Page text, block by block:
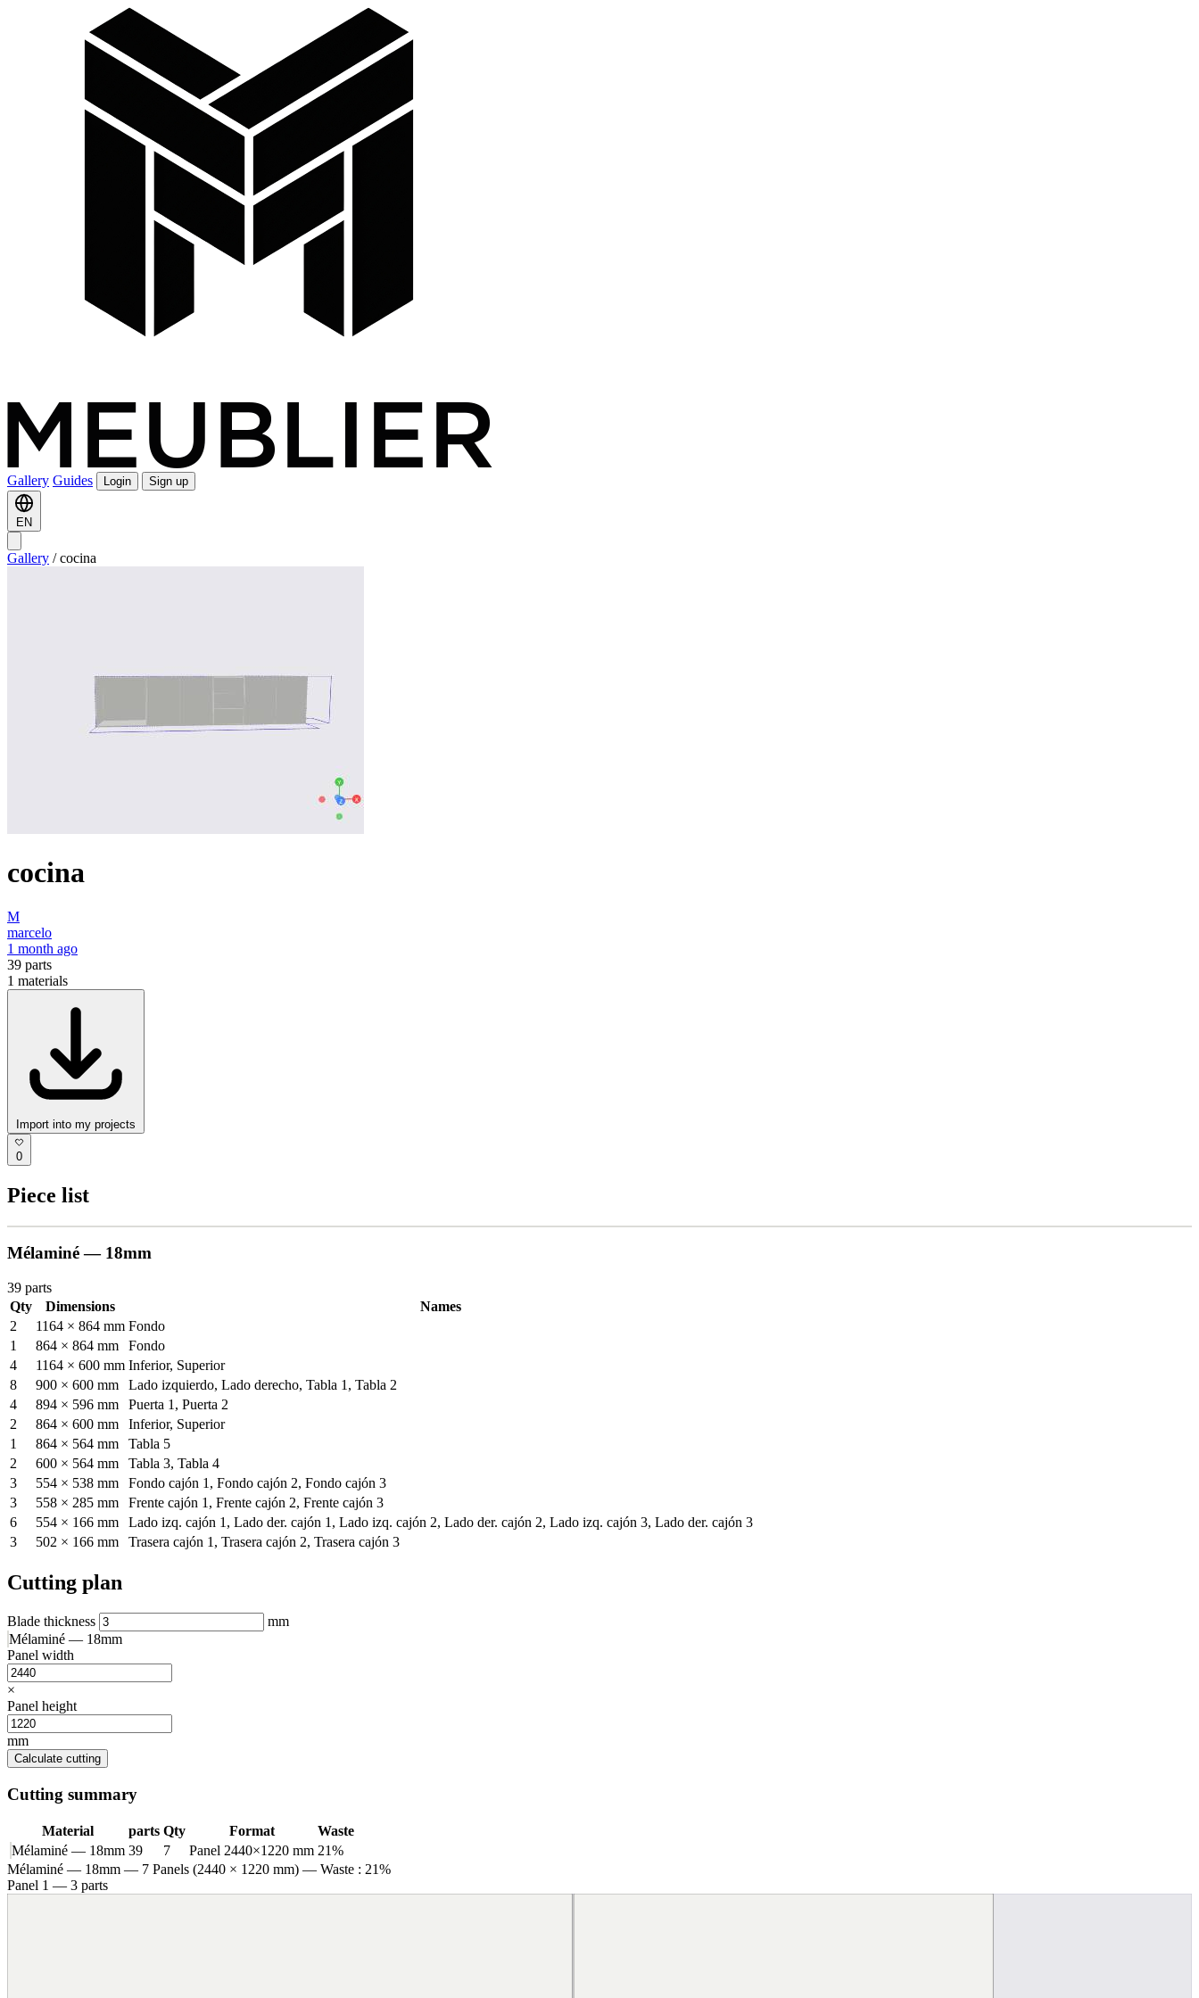
Gallery Guides Login Sign up
EN
Gallery / cocina
cocina
M
marcelo
1 month ago
39 parts
1 materials
Import into my projects
0
Piece list
Mélaminé — 18mm
39 parts
Qty
Dimensions
Names
2
1164 × 864 mm Fondo
1
864 × 864 mm
Fondo
4
1164 × 600 mm Inferior, Superior
8
900 × 600 mm
Lado izquierdo, Lado derecho, Tabla 1, Tabla 2
4
894 × 596 mm
Puerta 1, Puerta 2
2
864 × 600 mm
Inferior, Superior
1
864 × 564 mm
Tabla 5
2
600 × 564 mm
Tabla 3, Tabla 4
3
554 × 538 mm
Fondo cajón 1, Fondo cajón 2, Fondo cajón 3
3
558 × 285 mm
Frente cajón 1, Frente cajón 2, Frente cajón 3
6
554 × 166 mm
Lado izq. cajón 1, Lado der. cajón 1, Lado izq. cajón 2, Lado der. cajón 2, Lado izq. cajón 3, Lado der. cajón 3
3
502 × 166 mm Trasera cajón 1, Trasera cajón 2, Trasera cajón 3
Cutting plan
Blade thickness
mm
Mélaminé — 18mm
Panel width
×
Panel height
mm
Calculate cutting
Cutting summary
Material parts Qty Format
Waste
Mélaminé — 18mm 39 7 Panel 2440×1220 mm 21%
Mélaminé — 18mm — 7 Panels (2440 × 1220 mm) — Waste : 21%
Panel 1 — 3 parts